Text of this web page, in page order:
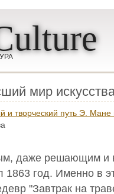
мир
и творческий путь Э. Мане
даже решающим и
1863 год. Именно в
"Завтрак на